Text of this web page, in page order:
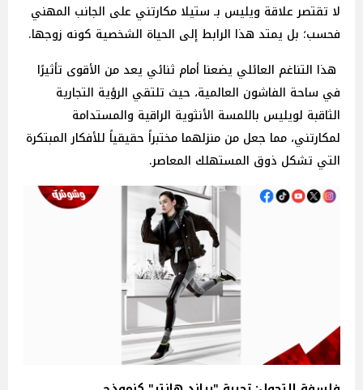
لا تقتصر علاقة ويليس بـ ستيلا مكارتني على الجانب المهني
فحسب؛ بل يمتد هذا الرابط إلى الحياة الشخصية كونه زوجها.
هذا التناغم العائلي يضعنا أمام ثنائي يعد من الأقوى تأثيرًا
في ساحة الفاشون العالمية، حيث تلتقي الرؤية التجارية
الثاقبة لويليس باللمسة الأنثوية الراقية والمستدامة
لمكارتني، مما جعل من منزلهما مختبراً حقيقياً للأفكار المبتكرة
التي تشكل ذوق المستهلك المعاصر.